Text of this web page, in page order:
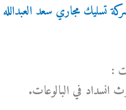
تسليك مجاري سعد العبدالله
:
انسداد في البالوعات.